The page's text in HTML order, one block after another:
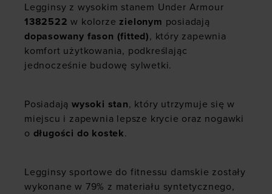
Legginsy z wysokim stanem Under Armour
1382522 w kolorze zielonym posiadają
dopasowany fason (fitted), który zapewnia
komfort użytkowania, podkreślając
jednocześnie budowę sylwetki.
Posiadają wysoki stan, który utrzymuje się w
miejscu i zapewnia lepsze krycie oraz nogawki
o długości do kostek.
Legginsy sportowe do fitnessu damskie zostały
wykonane w 79% z materiału syntetycznego,